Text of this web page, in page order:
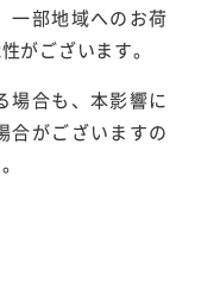
一部地域へのお荷
がございます。
場合も、本影響に
合がございますの